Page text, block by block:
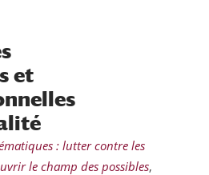
et
: lutter contre les
le champ des possibles,